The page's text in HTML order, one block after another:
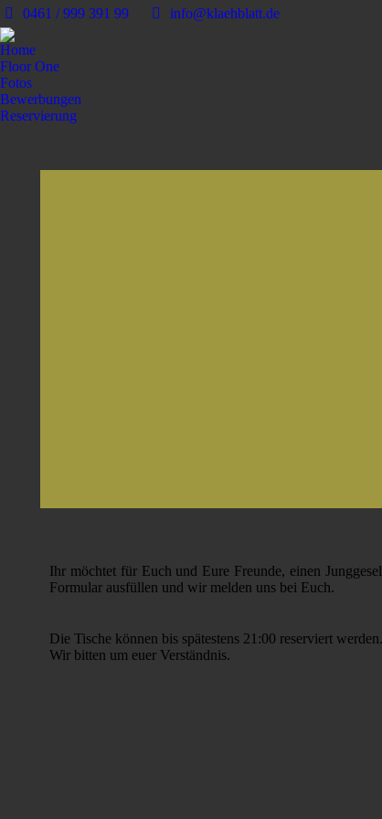
0461 / 999 391 99 info@klaehblatt.de
Home
Floor One
Fotos
Bewerbungen
Reservierung
Ihr möchtet für Euch und Eure Freunde, einen
Formular ausfüllen und wir melden uns bei Euch.
Die Tische können bis spätestens 21:00 reserviert
Wir bitten um euer Verständnis.